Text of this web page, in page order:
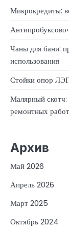
Микрокредиты:
Чаны для бани:
использования
Стойки опор
Малярный
ремонтных
Архив
Май 2026
Апрель 2026
Март 2025
Октябрь 2024